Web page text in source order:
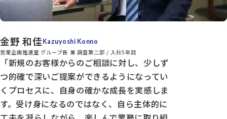
金野 和佳 Kazuyoshi Konno
営業企画推進室 グループ長 兼 調査第二部 / 入社5年目
「新規のお客様からのご相談に対し、少しず
つ的確で深いご提案ができるようになってい
くプロセスに、自身の確かな成長を実感しま
す。受け身になるのではなく、自ら主体的に